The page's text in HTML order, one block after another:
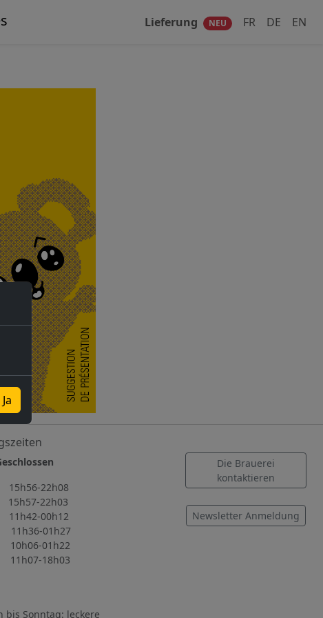
Lieferung NEU FR DE EN
Ja
22h08
22h03
00h12
01h27
01h22
18h03
bis Sonntag: leckere
Die Brauerei
kontaktieren
Newsletter Anmeldung